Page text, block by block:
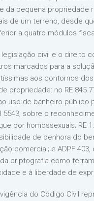
da pequena propriedade
de um terreno, desde
a quatro módulos
legislação civil e o direito
marcados para a
aos contornos
propriedade: no RE
uso de banheiro público
5543, sobre o
por homossexuais; RE
de penhora do
comercial; e ADPF 403,
criptografia como
e à liberdade de
do Código Civil